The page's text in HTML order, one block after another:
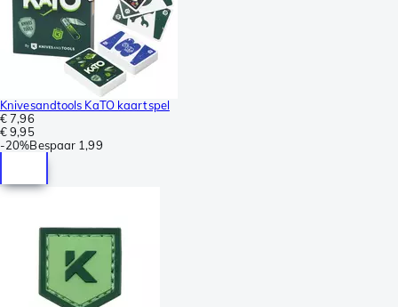
Knivesandtools KaTO kaartspel
€ 7,96
€ 9,95
-20%Bespaar 1,99